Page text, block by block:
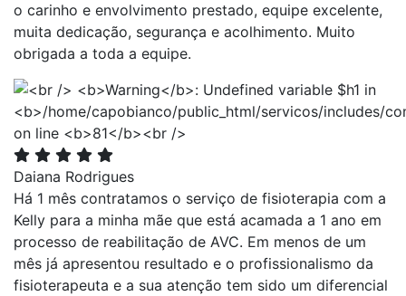
o carinho e envolvimento prestado, equipe excelente,
muita dedicação, segurança e acolhimento. Muito
obrigada a toda a equipe.
Daiana Rodrigues
Há 1 mês contratamos o serviço de fisioterapia com a
Kelly para a minha mãe que está acamada a 1 ano em
processo de reabilitação de AVC. Em menos de um
mês já apresentou resultado e o profissionalismo da
fisioterapeuta e a sua atenção tem sido um diferencial